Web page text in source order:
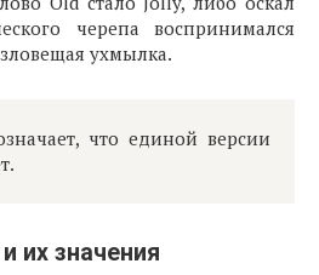
черепа воспринимался
ухмылка.
что единой версии
их значения